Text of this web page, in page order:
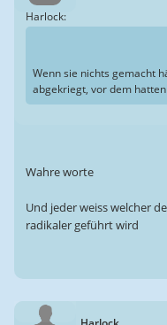
Harlock:
Wenn sie nichts gemacht
abgekriegt, vor dem
Wahre worte
Und jeder weiss welcher
radikaler geführt wird